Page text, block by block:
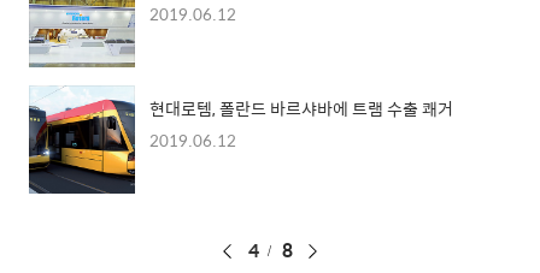
2019.06.12
현대로템, 폴란드 바르샤바에 트램 수출 쾌거
2019.06.12
페
4 8